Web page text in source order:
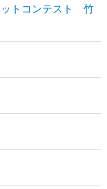
ットコンテスト 竹